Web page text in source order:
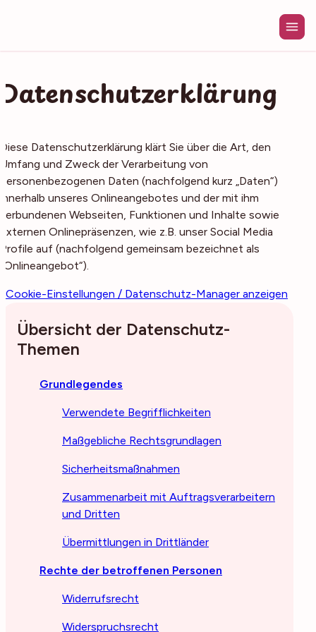
Datenschutzerklärung
Diese Datenschutzerklärung klärt Sie über die Art, den
Umfang und Zweck der Verarbeitung von
personenbezogenen Daten (nachfolgend kurz „Daten“)
innerhalb unseres Onlineangebotes und der mit ihm
verbundenen Webseiten, Funktionen und Inhalte sowie
externen Onlinepräsenzen, wie z.B. unser Social Media
Profile auf (nachfolgend gemeinsam bezeichnet als
„Onlineangebot“).
Cookie-Einstellungen / Datenschutz-Manager anzeigen
Übersicht der Datenschutz-
Themen
Grundlegendes
Verwendete Begrifflichkeiten
Maßgebliche Rechtsgrundlagen
Sicherheitsmaßnahmen
Zusammenarbeit mit Auftragsverarbeitern
und Dritten
Übermittlungen in Drittländer
Rechte der betroffenen Personen
Widerrufsrecht
Widerspruchsrecht